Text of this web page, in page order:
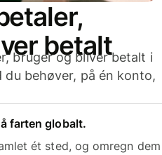
betalt
bruger og bliver betalt i
behøver, på én konto,
farten globalt.
ét sted, og omregn dem